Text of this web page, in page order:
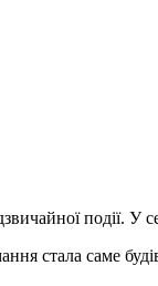
події. У
стала саме